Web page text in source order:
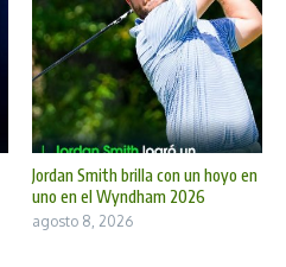
Jordan Smith brilla con un hoyo en
uno en el Wyndham 2026
agosto 8, 2026